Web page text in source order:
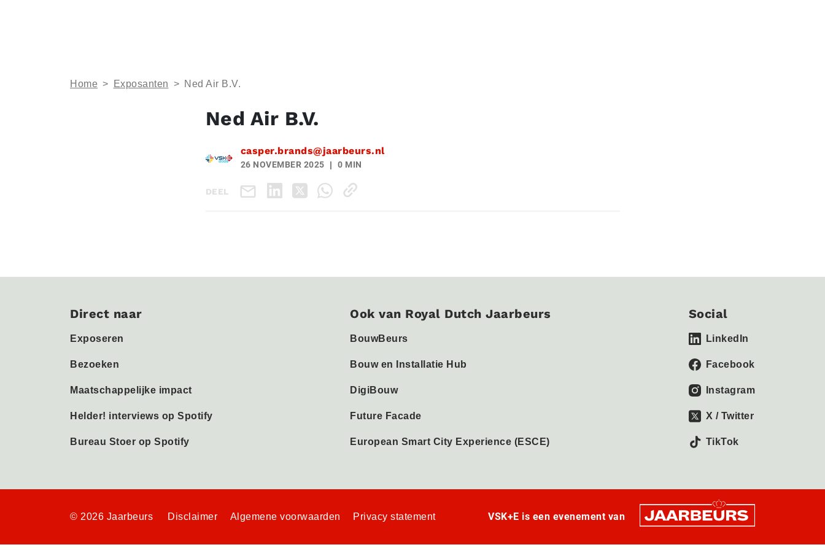
Home > Exposanten > Ned Air B.V.
Ned Air B.V.
casper.brands@jaarbeurs.nl
26 NOVEMBER 2025 0 MIN
DEEL
Direct naar
Exposeren
Bezoeken
Maatschappelijke impact
Helder! interviews op Spotify
Bureau Stoer op Spotify
Ook van Royal Dutch Jaarbeurs
BouwBeurs
Bouw en Installatie Hub
DigiBouw
Future Facade
European Smart City Experience (ESCE)
Social
LinkedIn
Facebook
Instagram
X / Twitter
TikTok
© 2026 Jaarbeurs Disclaimer Algemene voorwaarden Privacy statement VSK+E is een evenement van